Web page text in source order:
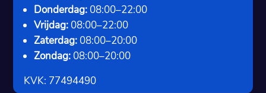
Donderdag: 08:00–22:00
Vrijdag: 08:00–22:00
Zaterdag: 08:00–20:00
Zondag: 08:00–20:00
KVK: 77494490